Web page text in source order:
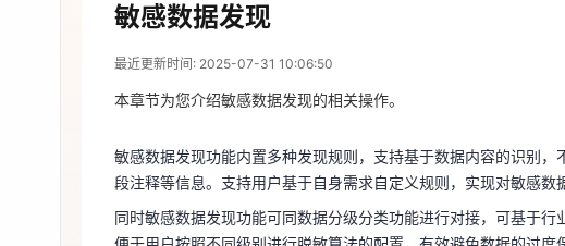
企业出海解决方案
助力您的业务扬帆出海，通达全球！
“一云多芯、一云
爆款云主机全场特惠，2核4G只要1.8折起！
加入成为云推官，
敏感数据发现
最近更新时间: 2025-07-31 10:06:50
2025-07-31 02:06:50
敏感数据发现功能内置多种发现规则，支持基于数据内容的识别
段注释等信息。支持用户基于自身需求自定义规则，实现对敏感数
便于用户按照不同级别进行脱敏算法的配置，有效避免数据的过度
结构化发现
本章节为您介绍敏感数据发现的相关操作。
敏感数据发现功能内置多种发现规则，支持基于数据内容的识别
段注释等信息。支持用户基于自身需求自定义规则，实现对敏感数
同时敏感数据发现功能可同数据分级分类功能进行对接，可基于行